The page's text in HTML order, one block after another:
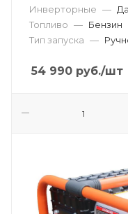
Инверторные — Да
Топливо — Бензин
Тип запуска —
54 990 руб./шт